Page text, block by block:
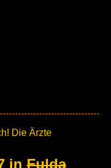
Die Ärzte
in Fulda